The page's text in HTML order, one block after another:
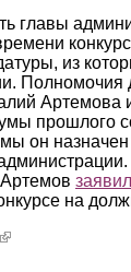
главы
из
Полномочия
Артемова
прошлого
он
заявил
на
(link is external)